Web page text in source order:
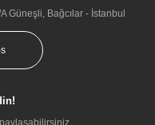
Güneşli, Bağcılar - İstanbul